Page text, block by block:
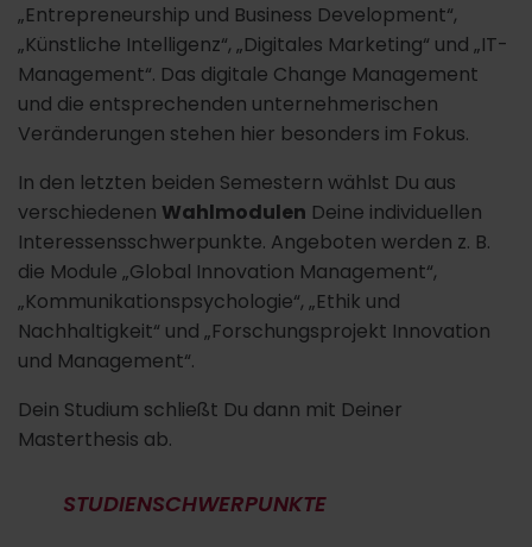
„Entrepreneurship und Business Development“,
„Künstliche Intelligenz“, „Digitales Marketing“ und „IT-
Management“. Das digitale Change Management
und die entsprechenden unternehmerischen
Veränderungen stehen hier besonders im Fokus.
In den letzten beiden Semestern wählst Du aus
verschiedenen Wahlmodulen Deine individuellen
Interessensschwerpunkte. Angeboten werden z. B.
die Module „Global Innovation Management“,
„Kommunikationspsychologie“, „Ethik und
Nachhaltigkeit“ und „Forschungsprojekt Innovation
und Management“.
Dein Studium schließt Du dann mit Deiner
Masterthesis ab.
STUDIENSCHWERPUNKTE